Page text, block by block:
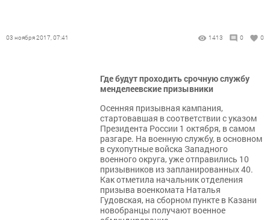
03 ноября 2017, 07:41 1413 0 0
Где будут проходить срочную службу
менделеевские призывники
Осенняя призывная кампания,
стартовавшая в соответствии с указом
Президента России 1 октября, в самом
разгаре. На военную службу, в основном
в сухопутные войска Западного
военного округа, уже отправились 10
призывников из запланированных 40.
Как отметила начальник отделения
призыва военкомата Наталья
Гудовская, на сборном пункте в Казани
новобранцы получают военное